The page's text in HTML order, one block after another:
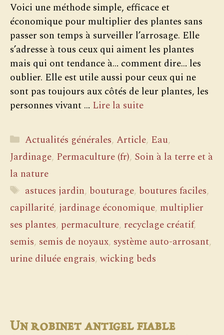
Voici une méthode simple, efficace et
économique pour multiplier des plantes sans
passer son temps à surveiller l’arrosage. Elle
s’adresse à tous ceux qui aiment les plantes
mais qui ont tendance à… comment dire… les
oublier. Elle est utile aussi pour ceux qui ne
sont pas toujours aux côtés de leur plantes, les
personnes vivant … Lire la suite
Catégories
Actualités générales,Article, Eau,
Jardinage, Permaculture (fr), Soin à la terre et à
la nature
Étiquettes
astuces jardin, bouturage, boutures faciles,
capillarité, jardinage économique, multiplier
ses plantes, permaculture, recyclage créatif,
semis, semis de noyaux, système auto-arrosant,
urine diluée engrais,wicking beds
Un robinet antigel fiable